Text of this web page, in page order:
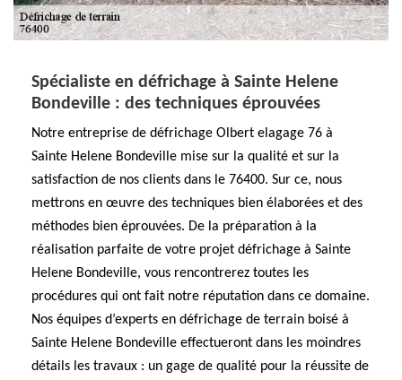
Spécialiste en défrichage à Sainte Helene
Bondeville : des techniques éprouvées
Notre entreprise de défrichage Olbert elagage 76 à
Sainte Helene Bondeville mise sur la qualité et sur la
satisfaction de nos clients dans le 76400. Sur ce, nous
mettrons en œuvre des techniques bien élaborées et des
méthodes bien éprouvées. De la préparation à la
réalisation parfaite de votre projet défrichage à Sainte
Helene Bondeville, vous rencontrerez toutes les
procédures qui ont fait notre réputation dans ce domaine.
Nos équipes d’experts en défrichage de terrain boisé à
Sainte Helene Bondeville effectueront dans les moindres
détails les travaux : un gage de qualité pour la réussite de